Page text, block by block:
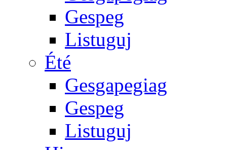
Gespeg
Listuguj
Été
Gesgapegiag
Gespeg
Listuguj